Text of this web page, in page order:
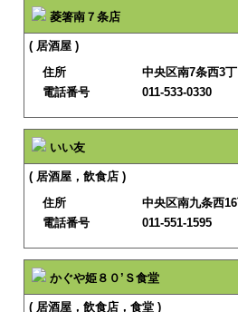
菱箸南７条店
( 居酒屋 )
住所
中央区南7条西3
電話番号
011-533-0330
いい友
( 居酒屋，飲食店 )
住所
中央区南九条西
電話番号
011-551-1595
かぐや姫８０’Ｓ食堂
( 居酒屋，飲食店，食堂 )